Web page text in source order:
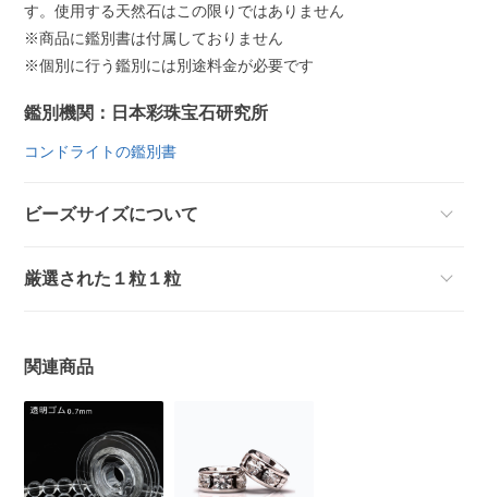
す。使用する天然石はこの限りではありません
※商品に鑑別書は付属しておりません
※個別に行う鑑別には別途料金が必要です
鑑別機関：日本彩珠宝石研究所
コンドライトの鑑別書
ビーズサイズについて
厳選された１粒１粒
関連商品